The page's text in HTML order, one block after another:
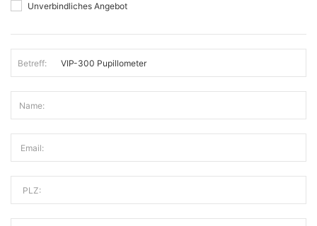
Unverbindliches Angebot
Betreff:
Name:
Email:
PLZ: